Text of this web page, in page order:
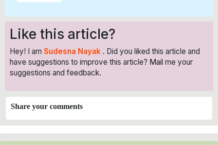
Like this article?
Hey! I am Sudesna Nayak . Did you liked this article and
have suggestions to improve this article? Mail me your
suggestions and feedback.
Share your comments